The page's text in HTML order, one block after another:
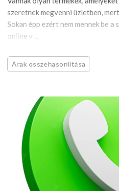
szeretnek megvenni üzletben,
Sokan épp ezért nem mennek be a
online v ...
Árak összehasonlítása